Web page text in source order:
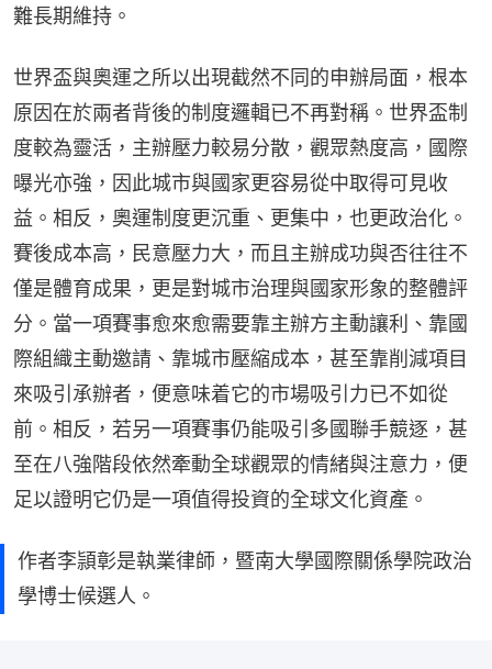
難長期維持。
世界盃與奧運之所以出現截然不同的申辦局面，根本
原因在於兩者背後的制度邏輯已不再對稱。世界盃制
度較為靈活，主辦壓力較易分散，觀眾熱度高，國際
曝光亦強，因此城市與國家更容易從中取得可見收
益。相反，奧運制度更沉重、更集中，也更政治化。
賽後成本高，民意壓力大，而且主辦成功與否往往不
僅是體育成果，更是對城市治理與國家形象的整體評
分。當一項賽事愈來愈需要靠主辦方主動讓利、靠國
際組織主動邀請、靠城市壓縮成本，甚至靠削減項目
來吸引承辦者，便意味着它的市場吸引力已不如從
前。相反，若另一項賽事仍能吸引多國聯手競逐，甚
至在八強階段依然牽動全球觀眾的情緒與注意力，便
足以證明它仍是一項值得投資的全球文化資產。
作者李頴彰是執業律師，暨南大學國際關係學院政治
學博士候選人。